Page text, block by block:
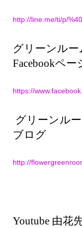
http://line.me/ti/p/
グリーンル
Facebookペー
https://
グリーンル
ブログ
http://
Youtube 由花